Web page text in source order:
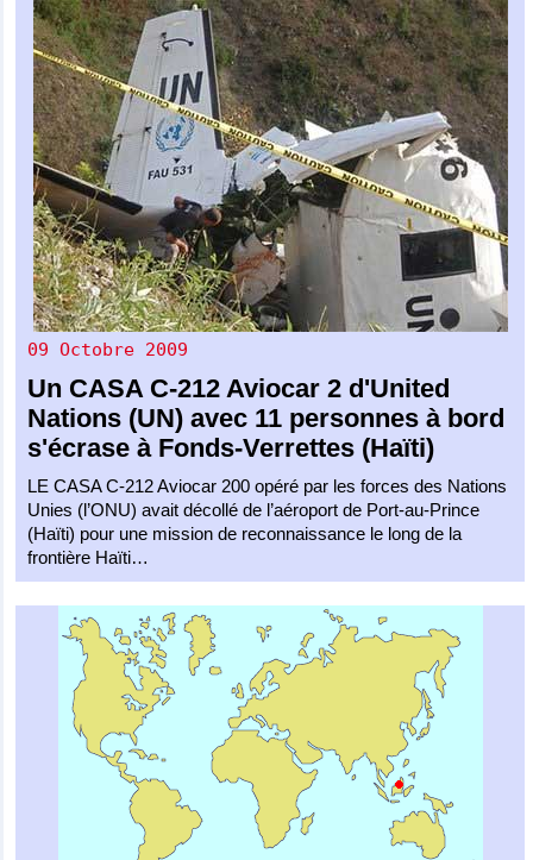
09 Octobre 2009
Un CASA C-212 Aviocar 2 d'United
Nations (UN) avec 11 personnes à bord
s'écrase à Fonds-Verrettes (Haïti)
LE CASA C-212 Aviocar 200 opéré par les forces des Nations
Unies (l’ONU) avait décollé de l’aéroport de Port-au-Prince
(Haïti) pour une mission de reconnaissance le long de la
frontière Haïti…